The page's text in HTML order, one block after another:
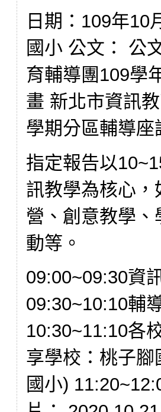
日期：109年10
國小 公文： 公
育輔導團109學
畫 新北市資訊
學期分區輔導
指定報告以
訊教學為核心
營、創意教學
動等。
09:00~09:30資
09:30~10:10輔
10:30~11:10各
享學校：桃子
國小)